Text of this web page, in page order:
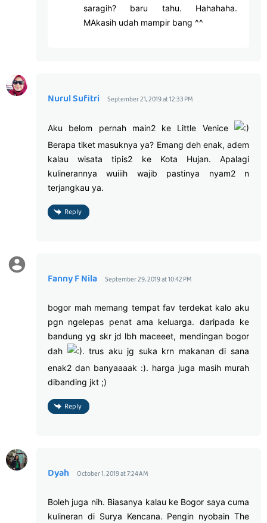
saragih? baru tahu. Hahahaha.
MAkasih udah mampir bang ^^
Nurul Sufitri September 21, 2019 at 12:33 PM
Aku belom pernah main2 ke Little Venice
Berapa tiket masuknya ya? Emang deh enak, adem
kalau wisata tipis2 ke Kota Hujan. Apalagi
kulinerannya wuiiih wajib pastinya nyam2 n
terjangkau ya.
Reply
Fanny F Nila September 29, 2019 at 10:42 PM
bogor mah memang tempat fav terdekat kalo aku
pgn ngelepas penat ama keluarga. daripada ke
bandung yg skr jd lbh maceeet, mendingan bogor
dah
. trus aku jg suka krn makanan di sana
enak2 dan banyaaaak :). harga juga masih murah
dibanding jkt ;)
Reply
Dyah October 1, 2019 at 7:24 AM
Boleh juga nih. Biasanya kalau ke Bogor saya cuma
kulineran di Surya Kencana. Pengin nyobain The